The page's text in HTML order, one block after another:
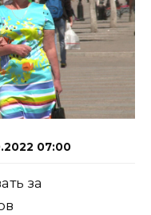
07:00
за